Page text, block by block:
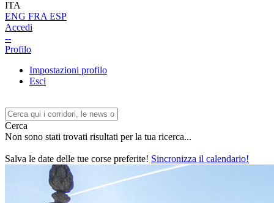
ITA
ENG FRA ESP
Accedi
--
Profilo
Impostazioni profilo
Esci
Cerca
Non sono stati trovati risultati per la tua ricerca...
Salva le date delle tue corse preferite! Sincronizza il calendario!